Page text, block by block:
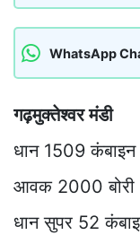
WhatsApp
गढ़मुक्तेश्वर मंडी
धान 1509
आवक 2000 बोरी
धान सुपर 52